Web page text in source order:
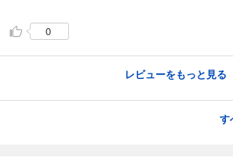
0
レビューをもっと見る
す